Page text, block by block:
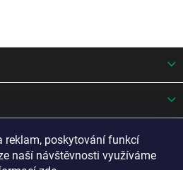
reklam, poskytování funkcí
naší návštěvnosti využíváme